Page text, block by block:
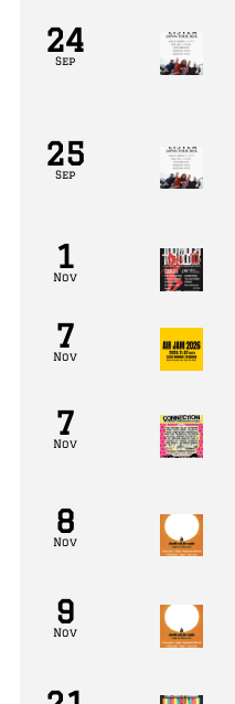
24
Sep
25
Sep
1
Nov
7
Nov
7
Nov
8
Nov
9
Nov